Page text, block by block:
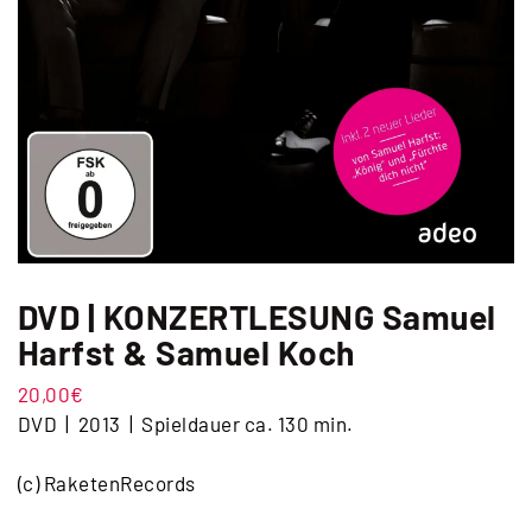
DVD | KONZERTLESUNG Samuel
Harfst & Samuel Koch
20,00€
DVD | 2013 | Spieldauer ca. 130 min.
(c) RaketenRecords